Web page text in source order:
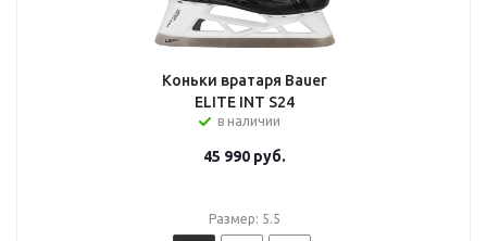
Коньки вратаря Bauer
ELITE INT S24
в наличии
45 990руб.
Размер: 5.5